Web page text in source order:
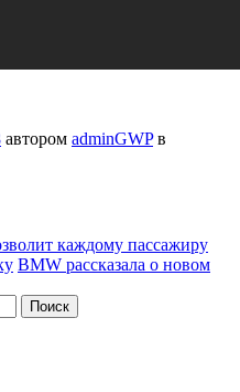
автором adminGWPв
каждому пассажиру
BMW рассказала о новом